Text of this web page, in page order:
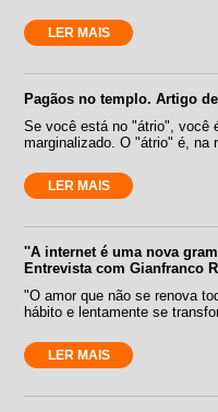
LER MAIS
Pagãos no templo. Artigo
Se você está no "átrio", você
marginalizado. O "átrio" é, na
LER MAIS
''A internet é uma nova
Entrevista com Gianfranco
"O amor que não se renova
hábito e lentamente se
LER MAIS